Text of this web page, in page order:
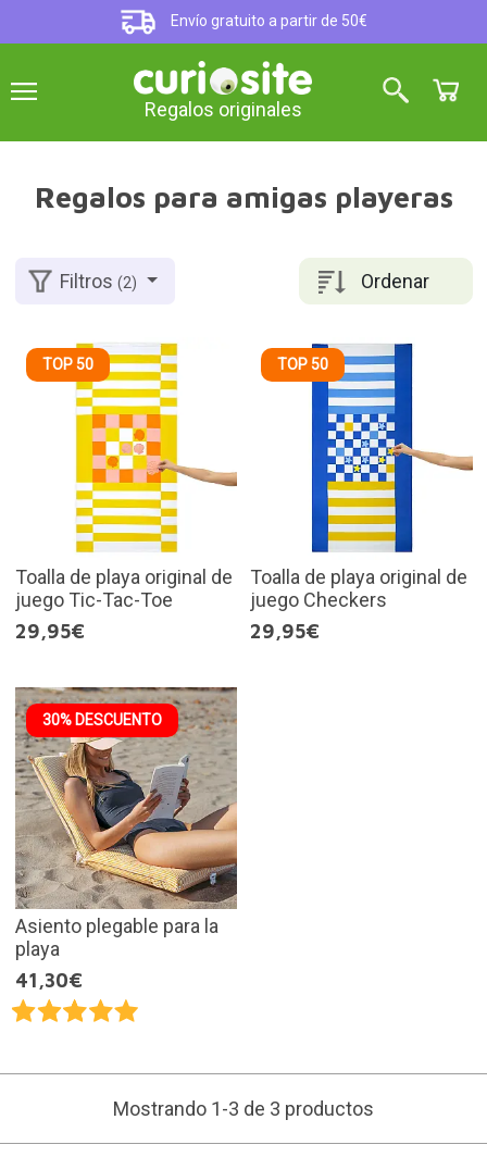
Envío gratuito a partir de 50€
Regalos originales
Regalos para amigas playeras
Ordenar
Filtros(2)
TOP 50
Toalla de playa original de
juego Tic-Tac-Toe
29,95€
TOP 50
Toalla de playa original de
juego Checkers
29,95€
30% DESCUENTO
Asiento plegable para la
playa
41,30€
Mostrando 1-3 de 3 productos